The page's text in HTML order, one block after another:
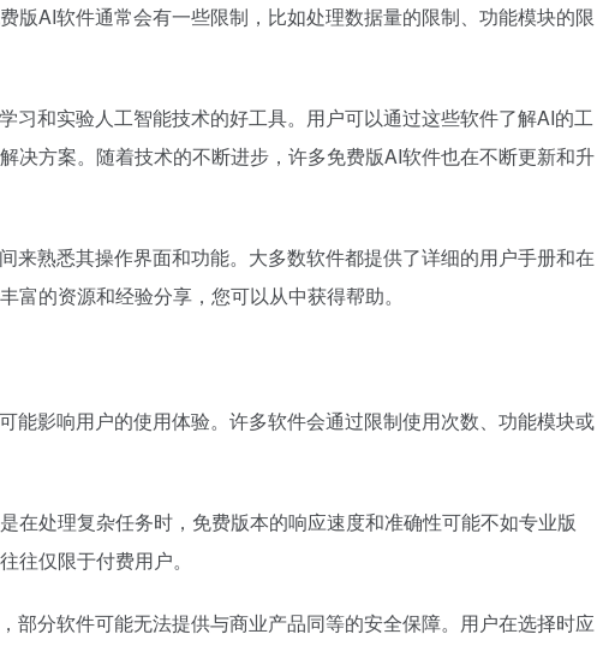
版AI软件通常会有一些限制，比如处理数据量的限制、功能模块的限
习和实验人工智能技术的好工具。用户可以通过这些软件了解AI的工
决方案。随着技术的不断进步，许多免费版AI软件也在不断更新和升
来熟悉其操作界面和功能。大多数软件都提供了详细的用户手册和在
的资源和经验分享，您可以从中获得帮助。
能影响用户的使用体验。许多软件会通过限制使用次数、功能模块或
在处理复杂任务时，免费版本的响应速度和准确性可能不如专业版
往仅限于付费用户。
部分软件可能无法提供与商业产品同等的安全保障。用户在选择时应